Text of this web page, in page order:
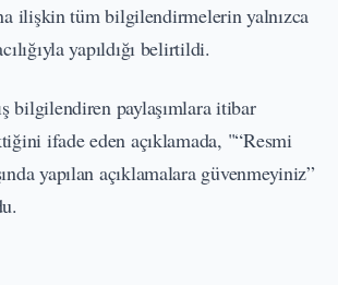
ilişkin tüm bilgilendirmelerin yalnızca
yapıldığı belirtildi.
bilgilendiren paylaşımlara itibar
ifade eden açıklamada, "“Resmi
yapılan açıklamalara güvenmeyiniz”